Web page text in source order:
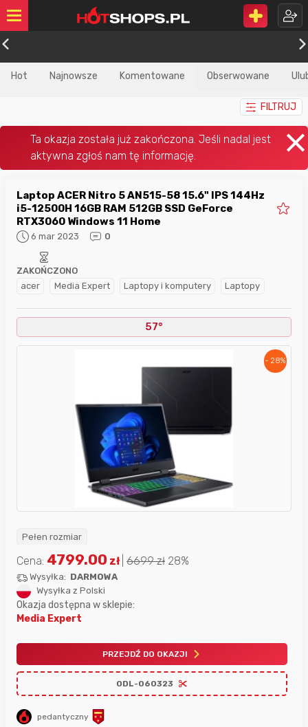
Hot Najnowsze Komentowane Obserwowane
FILTRUJ
Laptop ACER Nitro 5 AN515-58 15.6" IPS 144Hz
i5-12500H 16GB RAM 512GB SSD GeForce
RTX3060 Windows 11 Home
6 mar 2023 0
acer Media Expert Laptopy i komputery Laptopy
ZAKOŃCZONO
57°
- 28%
Pełen rozmiar
pedantyczny
Cena: 4799.00 zł 6699zł 28%
Wysyłka: DARMOWA
Wysyłka z Polski
Okazja dostępna w sklepie:
Media Expert
PRZEJDŹ DO OKAZJI
ODL-060323